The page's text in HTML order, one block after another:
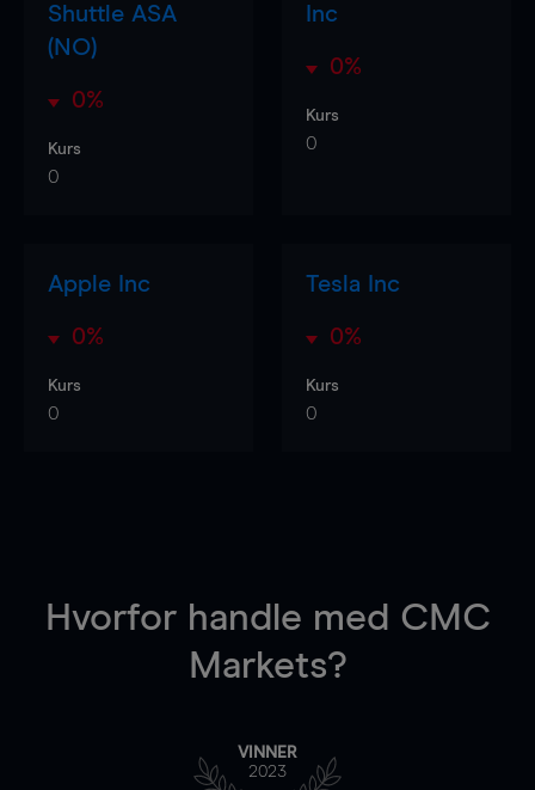
Shuttle ASA
(NO)
0%
Kurs
0
Inc
0%
Kurs
0
Apple Inc
0%
Kurs
0
Tesla Inc
0%
Kurs
0
Hvorfor handle med CMC
Markets?
VINNER
2023